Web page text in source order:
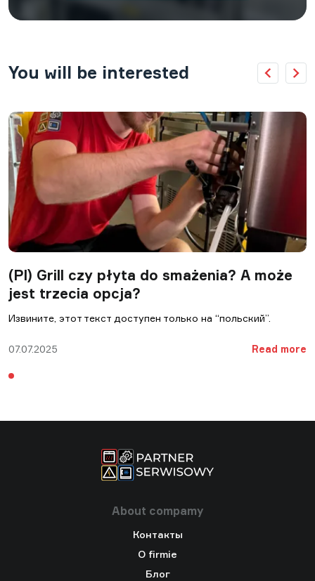
You will be interested
(Pl) Grill czy płyta do smażenia? A może
jest trzecia opcja?
Извините, этот текст доступен только на “польский”.
07.07.2025 Read more
About compamy
Контакты
O firmie
Блог